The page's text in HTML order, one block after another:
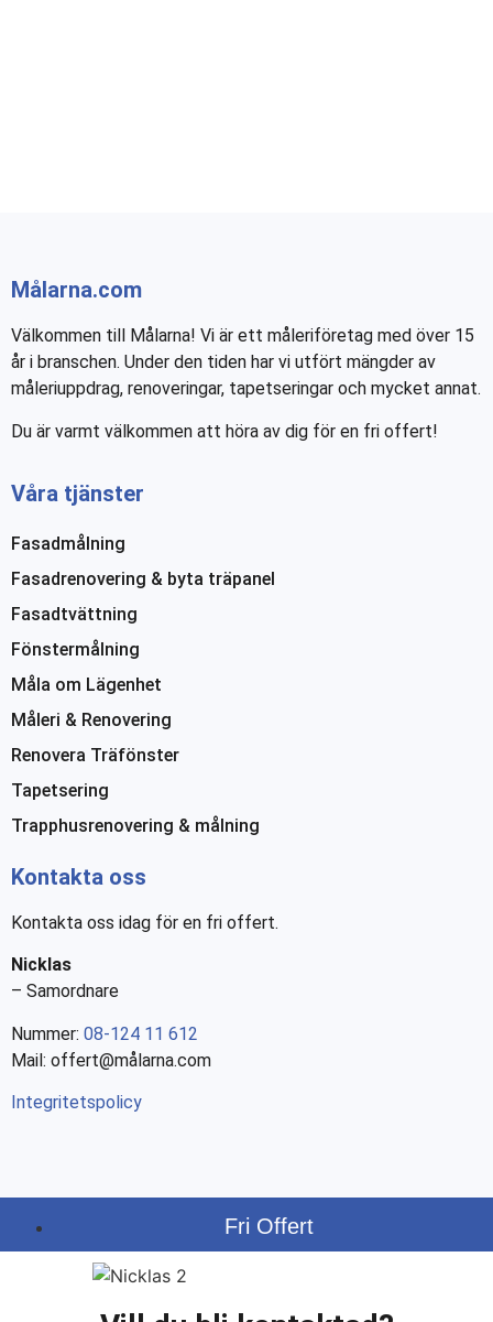
Målarna.com
Välkommen till Målarna! Vi är ett måleriföretag med över 15
år i branschen. Under den tiden har vi utfört mängder av
måleriuppdrag, renoveringar, tapetseringar och mycket annat.
Du är varmt välkommen att höra av dig för en fri offert!
Våra tjänster
Fasadmålning
Fasadrenovering & byta träpanel
Fasadtvättning
Fönstermålning
Måla om Lägenhet
Måleri & Renovering
Renovera Träfönster
Tapetsering
Trapphusrenovering & målning
Kontakta oss
Kontakta oss idag för en fri offert.
Nicklas
– Samordnare
Nummer: 08-124 11 612
Mail: offert@målarna.com
Integritetspolicy
Fri Offert